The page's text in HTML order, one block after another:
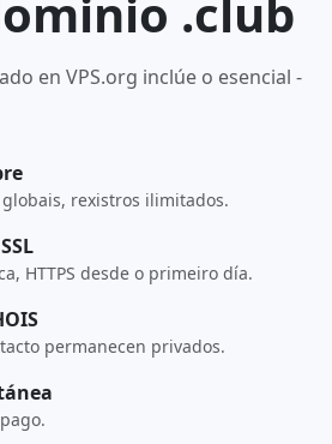
.club
en VPS.org inclúe o esencial -
rexistros ilimitados.
HTTPS desde o primeiro día.
permanecen privados.